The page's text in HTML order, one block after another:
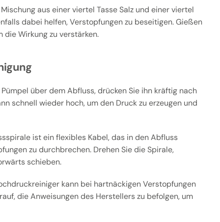
aus einer viertel Tasse Salz und einer viertel
dabei helfen, Verstopfungen zu beseitigen. Gießen
die Wirkung zu verstärken.
über dem Abfluss, drücken Sie ihn kräftig nach
schnell wieder hoch, um den Druck zu erzeugen und
ist ein flexibles Kabel, das in den Abfluss
zu durchbrechen. Drehen Sie die Spirale,
schieben.
kann bei hartnäckigen Verstopfungen
die Anweisungen des Herstellers zu befolgen, um